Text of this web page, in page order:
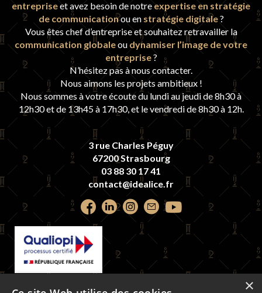
entrepriseet avez besoin de notreexpertise en stratégie
de communicationou en stratégie digitale?
Vous êtes chef d’entreprise et souhaitez retravailler la
communication globaleou dynamiser l’image de votre
entreprise?
N’hésitez pas à nous contacter.
Nous aimons les projets ambitieux !
Nous sommes à votre écoute du lundi au jeudi de 8h30 à
12h30 et de 13h45 à 17h30, et le vendredi de 8h30 à 12h.
3 rue Charles Péguy
67200 Strasbourg
03 88 30 17 41
contact@idealice.fr
Retrouvez
nous
sur
Retrouvez
nous
sur
Retrouvez
nous
sur
Contactez-
nous
par
Retrouvez
nous
sur
titre de la catégorie d'action suivante :
×